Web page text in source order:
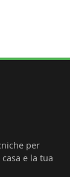
per
e la tua